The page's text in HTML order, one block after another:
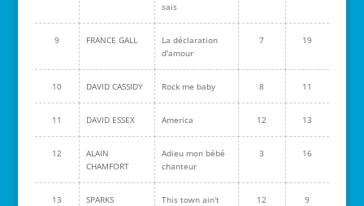
sais
9 FRANCE GALL
La déclaration
d'amour
7 19
10 DAVID CASSIDY Rock me baby 8 11
11 DAVID ESSEX America 12 13
12
ALAIN
CHAMFORT
Adieu mon bébé
chanteur
3 16
13 SPARKS
This town ain't
12 9